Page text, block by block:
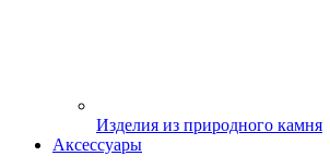
Изделия из природного камня
Аксессуары